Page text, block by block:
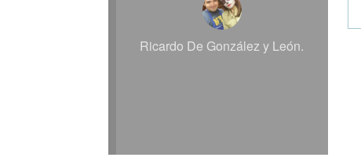
Ricardo De González y León.